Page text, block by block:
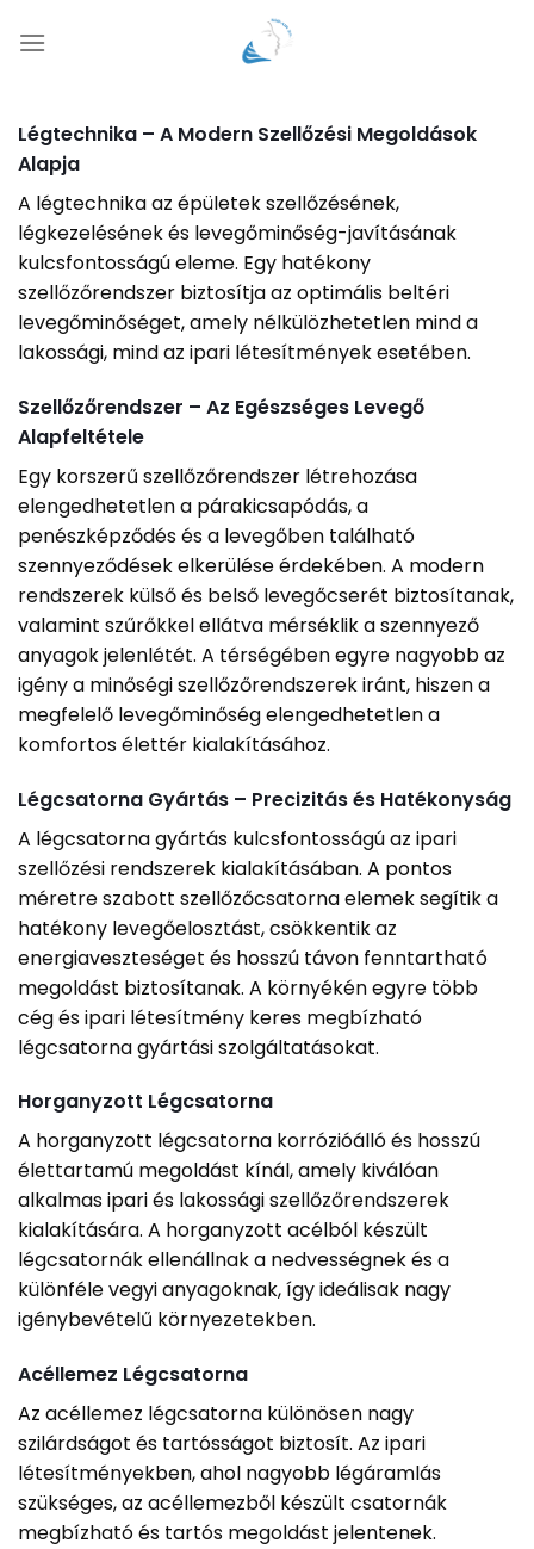
Légtechnika – A Modern Szellőzési Megoldások
Alapja
A légtechnika az épületek szellőzésének,
légkezelésének és levegőminőség-javításának
kulcsfontosságú eleme. Egy hatékony
szellőzőrendszer biztosítja az optimális beltéri
levegőminőséget, amely nélkülözhetetlen mind a
lakossági, mind az ipari létesítmények esetében.
Szellőzőrendszer – Az Egészséges Levegő
Alapfeltétele
Egy korszerű szellőzőrendszer létrehozása
elengedhetetlen a párakicsapódás, a
penészképződés és a levegőben található
szennyeződések elkerülése érdekében. A modern
rendszerek külső és belső levegőcserét biztosítanak,
valamint szűrőkkel ellátva mérséklik a szennyező
anyagok jelenlétét. A térségében egyre nagyobb az
igény a minőségi szellőzőrendszerek iránt, hiszen a
megfelelő levegőminőség elengedhetetlen a
komfortos élettér kialakításához.
Légcsatorna Gyártás – Precizitás és Hatékonyság
A légcsatorna gyártás kulcsfontosságú az ipari
szellőzési rendszerek kialakításában. A pontos
méretre szabott szellőzőcsatorna elemek segítik a
hatékony levegőelosztást, csökkentik az
energiaveszteséget és hosszú távon fenntartható
megoldást biztosítanak. A környékén egyre több
cég és ipari létesítmény keres megbízható
légcsatorna gyártási szolgáltatásokat.
Horganyzott Légcsatorna
A horganyzott légcsatorna korrózióálló és hosszú
élettartamú megoldást kínál, amely kiválóan
alkalmas ipari és lakossági szellőzőrendszerek
kialakítására. A horganyzott acélból készült
légcsatornák ellenállnak a nedvességnek és a
különféle vegyi anyagoknak, így ideálisak nagy
igénybevételű környezetekben.
Acéllemez Légcsatorna
Az acéllemez légcsatorna különösen nagy
szilárdságot és tartósságot biztosít. Az ipari
létesítményekben, ahol nagyobb légáramlás
szükséges, az acéllemezből készült csatornák
megbízható és tartós megoldást jelentenek.